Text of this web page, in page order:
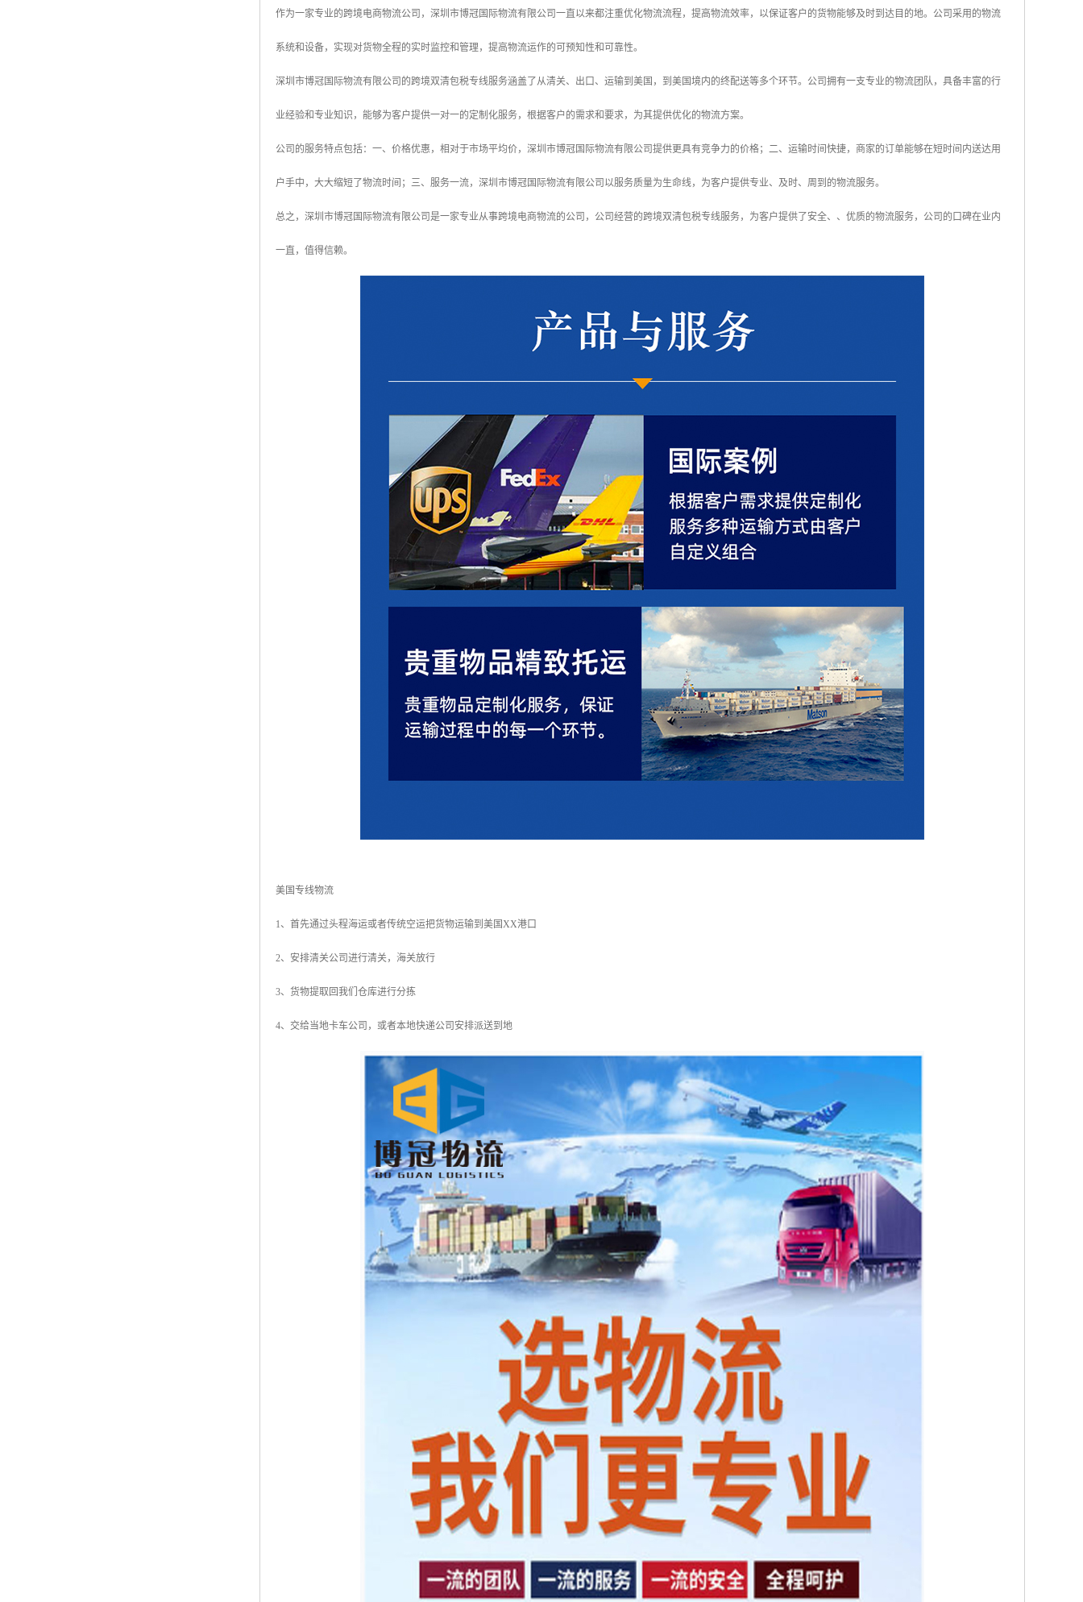
作为一家专业的跨境电商物流公司，深圳市博冠国际物流有限公司一直以来都注重优化物流流程，提高物流效率，以保证客户的货物能够及时到达目的地。公司采用的物流
系统和设备，实现对货物全程的实时监控和管理，提高物流运作的可预知性和可靠性。
深圳市博冠国际物流有限公司的跨境双清包税专线服务涵盖了从清关、出口、运输到美国，到美国境内的终配送等多个环节。公司拥有一支专业的物流团队，具备丰富的行
业经验和专业知识，能够为客户提供一对一的定制化服务，根据客户的需求和要求，为其提供优化的物流方案。
公司的服务特点包括：一、价格优惠，相对于市场平均价，深圳市博冠国际物流有限公司提供更具有竞争力的价格；二、运输时间快捷，商家的订单能够在短时间内送达用
户手中，大大缩短了物流时间；三、服务一流，深圳市博冠国际物流有限公司以服务质量为生命线，为客户提供专业、及时、周到的物流服务。
总之，深圳市博冠国际物流有限公司是一家专业从事跨境电商物流的公司，公司经营的跨境双清包税专线服务，为客户提供了安全、、优质的物流服务，公司的口碑在业内
一直，值得信赖。
美国专线物流
1、首先通过头程海运或者传统空运把货物运输到美国XX港口
2、安排清关公司进行清关，海关放行
3、货物提取回我们仓库进行分拣
4、交给当地卡车公司，或者本地快递公司安排派送到地